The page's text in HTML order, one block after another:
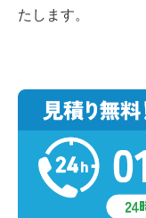
たします。